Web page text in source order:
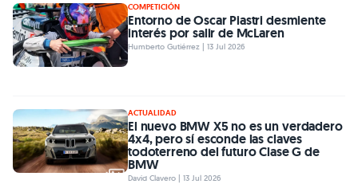
COMPETICIÓN
Entorno de Oscar Piastri desmiente
interés por salir de McLaren
Humberto Gutiérrez | 13 Jul 2026
ACTUALIDAD
El nuevo BMW X5 no es un verdadero
4x4, pero sí esconde las claves
todoterreno del futuro Clase G de
BMW
David Clavero | 13 Jul 2026